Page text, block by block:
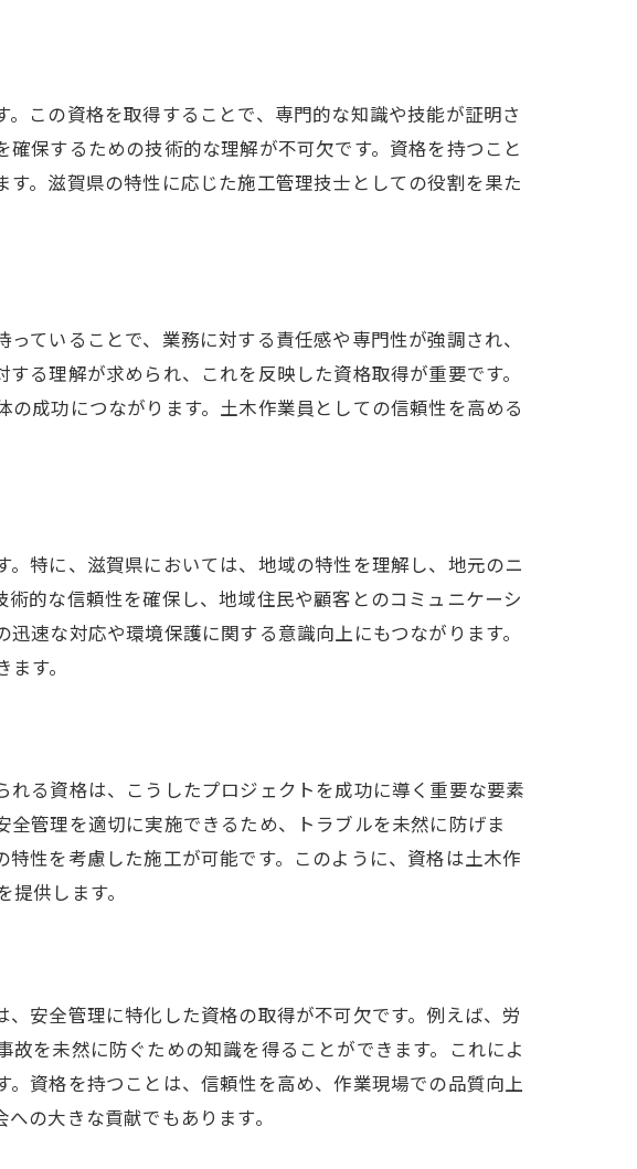
の資格
重要性
係
この資格を取得することで、専門的な知識や技能が証明さ
保するための技術的な理解が不可欠です。資格を持つこと
。滋賀県の特性に応じた施工管理技士としての役割を果た
ていることで、業務に対する責任感や専門性が強調され、
る理解が求められ、これを反映した資格取得が重要です。
成功につながります。土木作業員としての信頼性を高める
特に、滋賀県においては、地域の特性を理解し、地元のニ
的な信頼性を確保し、地域住民や顧客とのコミュニケーシ
速な対応や環境保護に関する意識向上にもつながります。
す。
る資格は、こうしたプロジェクトを成功に導く重要な要素
管理を適切に実施できるため、トラブルを未然に防げま
性を考慮した施工が可能です。このように、資格は土木作
供します。
安全管理に特化した資格の取得が不可欠です。例えば、労
を未然に防ぐための知識を得ることができます。これによ
資格を持つことは、信頼性を高め、作業現場での品質向上
の大きな貢献でもあります。